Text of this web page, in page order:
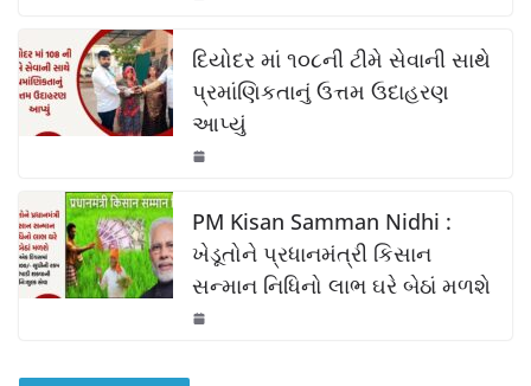
o
k
p k
દિયોદર માં ૧૦૮ની ટીમે સેવાની સાથે
પ્રમાંણિકતાનું ઉત્તમ ઉદાહરણ
આપ્યું
PM Kisan Samman Nidhi :
ખેડૂતોને પ્રધાનમંત્રી કિસાન
સન્માન નિધિનો લાભ ઘરે બેઠાં મળશે